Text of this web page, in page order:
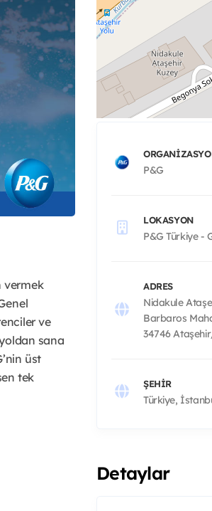
vermek
ve
sana
üst
tek
P&G
LOKASYON
P&G Türkiye -
ADRES
Nidakule
Barbaros
34746
ŞEHIR
Türkiye,
Detaylar